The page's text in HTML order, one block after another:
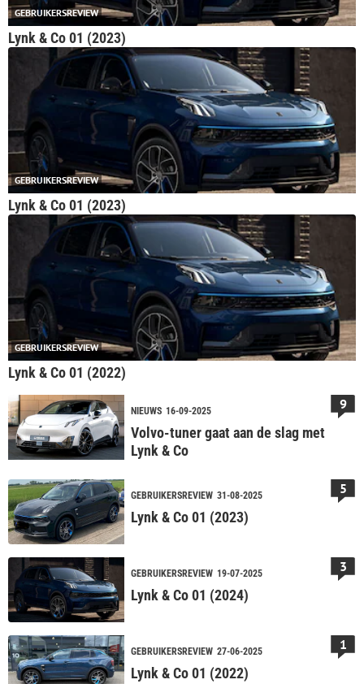
GEBRUIKERSREVIEW
Lynk & Co 01 (2023)
GEBRUIKERSREVIEW
Lynk & Co 01 (2023)
GEBRUIKERSREVIEW
Lynk & Co 01 (2022)
NIEUWS 16-09-2025
Volvo-tuner gaat aan de slag met
Lynk & Co
9
GEBRUIKERSREVIEW 31-08-2025
Lynk & Co 01 (2023)
5
GEBRUIKERSREVIEW 19-07-2025
Lynk & Co 01 (2024)
3
GEBRUIKERSREVIEW 27-06-2025
Lynk & Co 01 (2022)
1